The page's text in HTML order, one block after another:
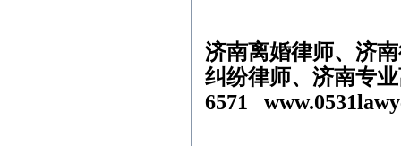
济南离婚律师、济
纠纷律师、济南专
6571